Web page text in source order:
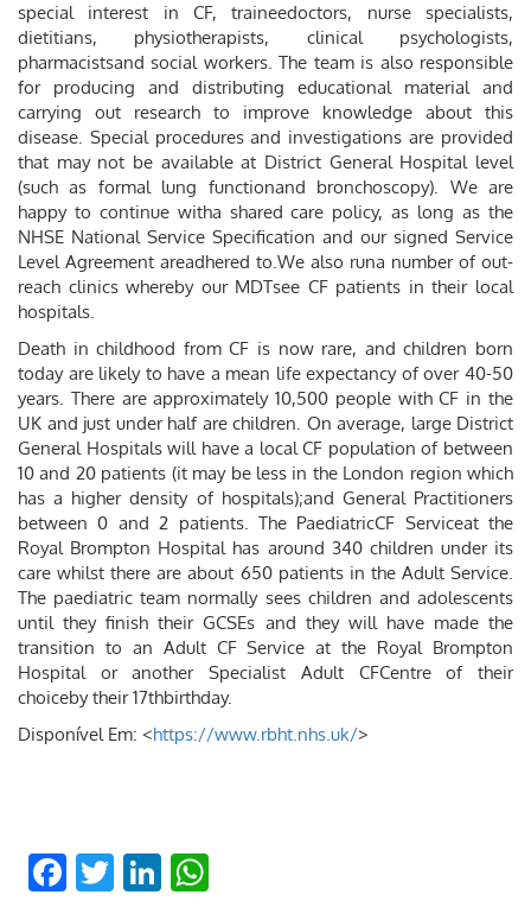
special interest in CF, traineedoctors, nurse specialists,
dietitians, physiotherapists, clinical psychologists,
pharmacistsand social workers. The team is also responsible
for producing and distributing educational material and
carrying out research to improve knowledge about this
disease. Special procedures and investigations are provided
that may not be available at District General Hospital level
(such as formal lung functionand bronchoscopy). We are
happy to continue witha shared care policy, as long as the
NHSE National Service Specification and our signed Service
Level Agreement areadhered to.We also runa number of out-
reach clinics whereby our MDTsee CF patients in their local
hospitals.
Death in childhood from CF is now rare, and children born
today are likely to have a mean life expectancy of over 40-50
years. There are approximately 10,500 people with CF in the
UK and just under half are children. On average, large District
General Hospitals will have a local CF population of between
10 and 20 patients (it may be less in the London region which
has a higher density of hospitals);and General Practitioners
between 0 and 2 patients. The PaediatricCF Serviceat the
Royal Brompton Hospital has around 340 children under its
care whilst there are about 650 patients in the Adult Service.
The paediatric team normally sees children and adolescents
until they finish their GCSEs and they will have made the
transition to an Adult CF Service at the Royal Brompton
Hospital or another Specialist Adult CFCentre of their
choiceby their 17thbirthday.
Disponível Em: <https://www.rbht.nhs.uk/>
Facebook
TwitterLinkedIn